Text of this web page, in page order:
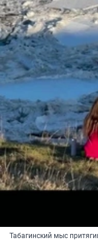
Табагинский мыс